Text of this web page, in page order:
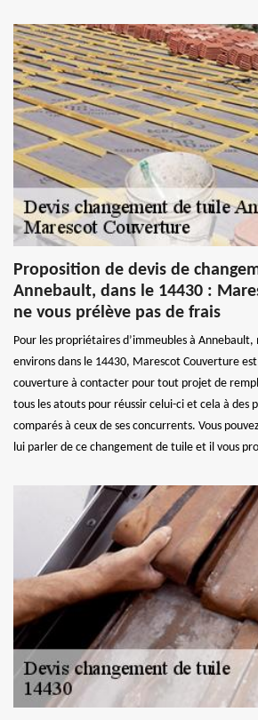
Proposition de devis de
Annebault, dans le 14430 :
ne vous prélève pas de frais
Pour les propriétaires d’immeubles à Annebault,
environs dans le 14430, Marescot Couverture
couverture à contacter pour tout projet de
tous les atouts pour réussir celui-ci et cela à des
comparés à ceux de ses concurrents. Vous
lui parler de ce changement de tuile et il vous